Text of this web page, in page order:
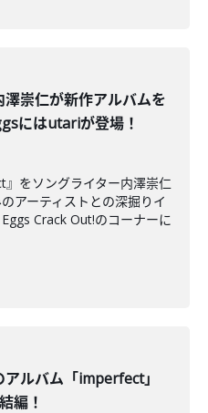
崇仁が新作アルバムを
にはutariが登場！
をソングライター内澤崇仁
アーティストとの深掘りイ
Crack Out!のコーナーに
ルバム「imperfect」
編！